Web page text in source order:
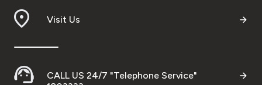
Visit Us
CALL US 24/7 "Telephone Service"